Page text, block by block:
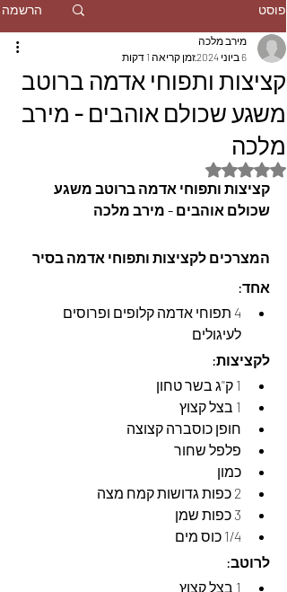
פוסט הרשמה
קציצות ותפוחי אדמה ברוטב
משגע שכולם אוהבים - מירב
מלכה
מירב מלכה
6 ביוני 2024
זמן קריאה 1 דקות
דירוג של NaN מתוך 5 כוכבים
קציצות ותפוחי אדמה ברוטב משגע
שכולם אוהבים - מירב מלכה
המצרכים לקציצות ותפוחי אדמה בסיר
אחד:
4 תפוחי אדמה קלופים ופרוסים
לעיגולים
לקציצות:
1 ק''ג בשר טחון
1 בצל קצוץ
חופן כוסברה קצוצה
פלפל שחור
כמון
2 כפות גדושות קמח מצה
3 כפות שמן
1/4 כוס מים
לרוטב:
1 בצל קצוץ